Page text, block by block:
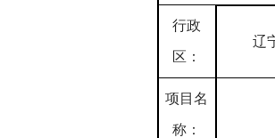
行政
区：
辽
项目名
称：